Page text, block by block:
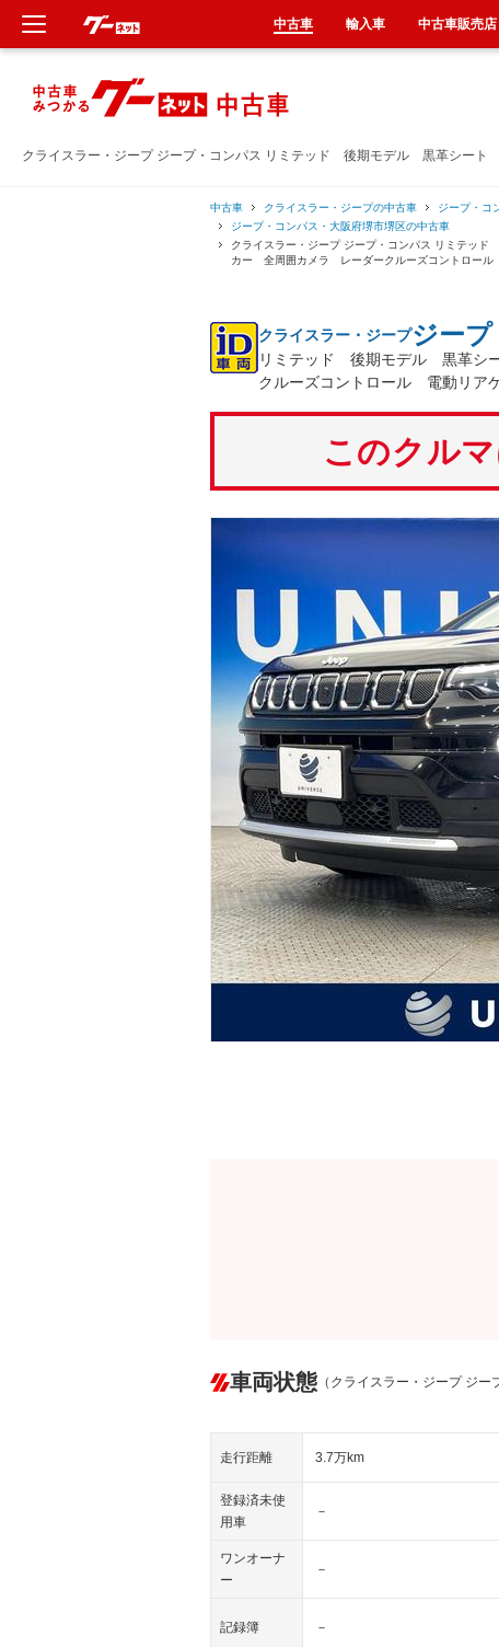
クライスラー・ジープ ジープ・コンパス リミテッド 後期モデル 黒革シート
中古車 クライスラー・ジープの中古車 ジープ・コ
ジープ・コンパス・大阪府堺市堺区の中古車
クライスラー・ジープ ジープ・コンパス リミテ
カー 全周囲カメラ レーダークルーズコントロー
クライスラー・ジープジープ
リミテッド 後期モデル 黒革シ
クルーズコントロール 電動リア
このクル
車両状態 （クライスラー・ジープ ジ
走行距離 3.7万km
登録済未使
用車
－
ワンオーナ
ー
－
記録簿 －
中古車 輸入車 中古車販売店
新車
中古車